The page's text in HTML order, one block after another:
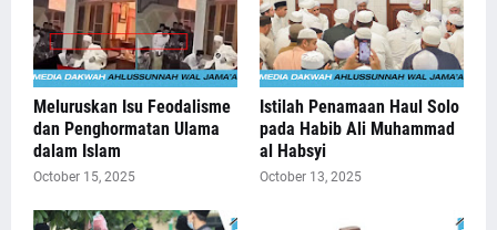
Meluruskan Isu Feodalisme
dan Penghormatan Ulama
dalam Islam
October 15, 2025
Istilah Penamaan Haul Solo
pada Habib Ali Muhammad
al Habsyi
October 13, 2025